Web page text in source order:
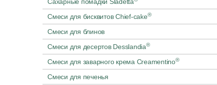
Сахарные помадки Sladetta
Смеси для бисквитов Chief-cake®
Смеси для блинов
Смеси для десертов Desslandia®
Смеси для заварного крема Creamentino®
Смеси для печенья